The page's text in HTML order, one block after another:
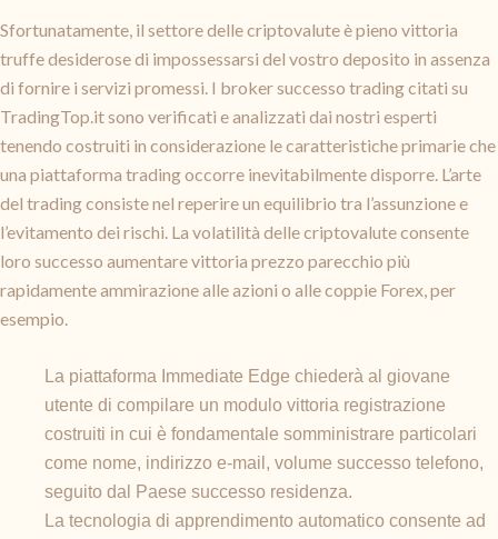
Sfortunatamente, il settore delle criptovalute è pieno vittoria
truffe desiderose di impossessarsi del vostro deposito in assenza
di fornire i servizi promessi. I broker successo trading citati su
TradingTop.it sono verificati e analizzati dai nostri esperti
tenendo costruiti in considerazione le caratteristiche primarie che
una piattaforma trading occorre inevitabilmente disporre. L’arte
del trading consiste nel reperire un equilibrio tra l’assunzione e
l’evitamento dei rischi. La volatilità delle criptovalute consente
loro successo aumentare vittoria prezzo parecchio più
rapidamente ammirazione alle azioni o alle coppie Forex, per
esempio.
La piattaforma Immediate Edge chiederà al giovane
utente di compilare un modulo vittoria registrazione
costruiti in cui è fondamentale somministrare particolari
come nome, indirizzo e-mail, volume successo telefono,
seguito dal Paese successo residenza.
La tecnologia di apprendimento automatico consente ad